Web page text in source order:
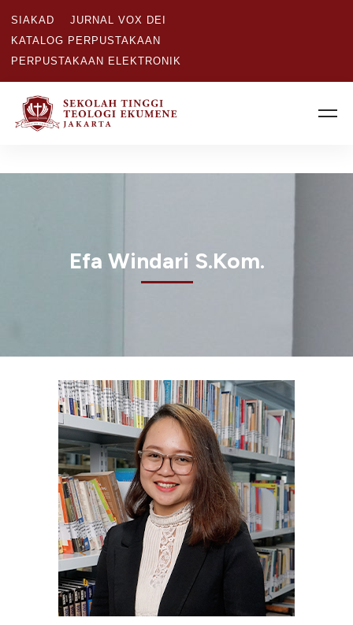
SIAKAD
JURNAL VOX DEI
KATALOG PERPUSTAKAAN
PERPUSTAKAAN ELEKTRONIK
Efa Windari S.Kom.